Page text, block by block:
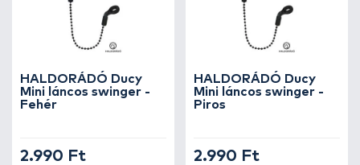
HALDORÁDÓ Ducy
Mini láncos swinger -
Fehér
2.990 Ft
HALDORÁDÓ Ducy
Mini láncos swinger -
Piros
2.990 Ft